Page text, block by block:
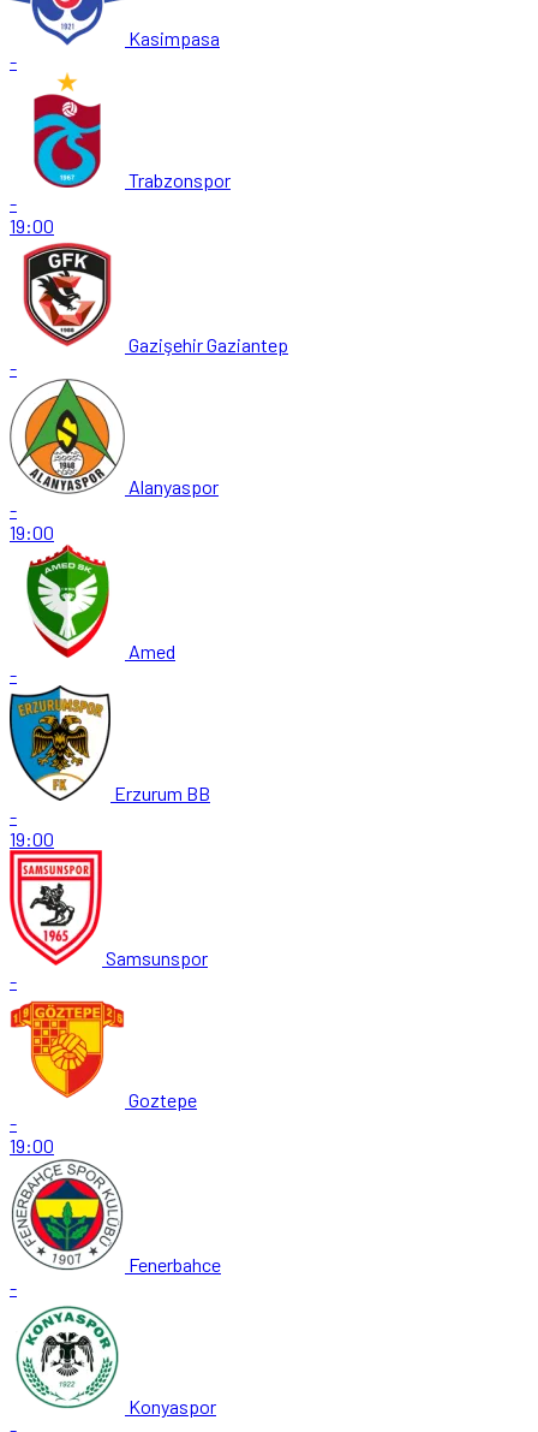
Kasimpasa
-
Trabzonspor
-
19:00
Gazişehir Gaziantep
-
Alanyaspor
-
19:00
Amed
-
Erzurum BB
-
19:00
Samsunspor
-
Goztepe
-
19:00
Fenerbahce
-
Konyaspor